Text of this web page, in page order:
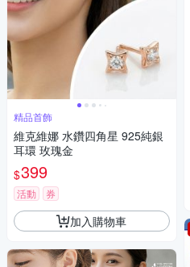
精品首飾
維克維娜 水鑽四角星 925純銀
耳環 玫瑰金
$399
活動 券
加入購物車